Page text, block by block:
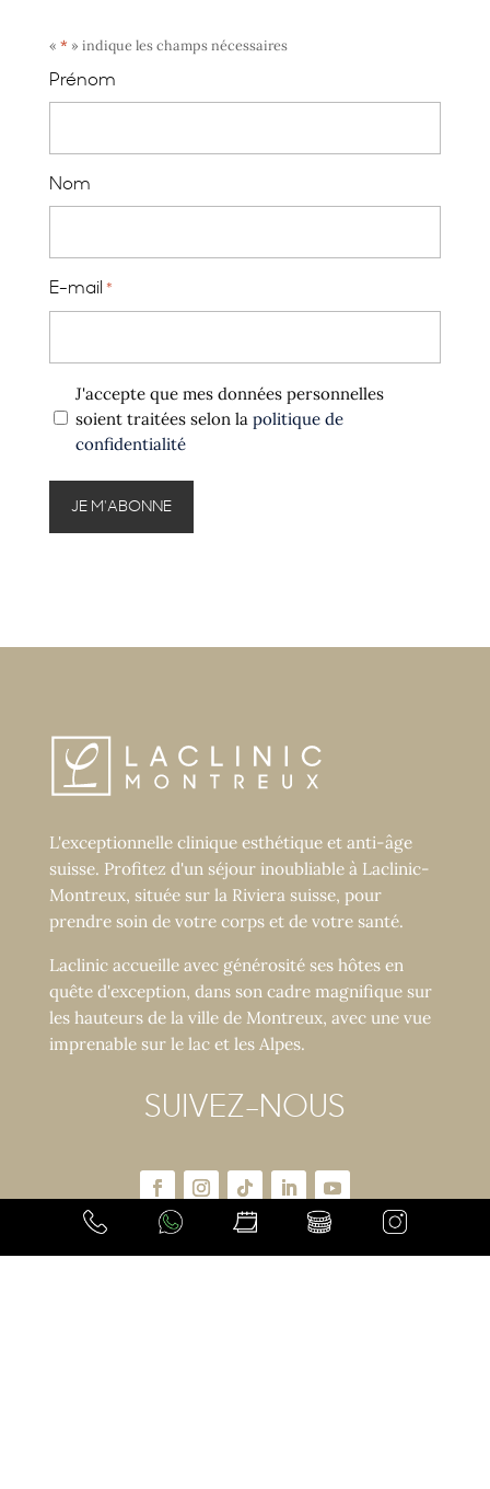
« * » indique les champs nécessaires
Prénom
Nom
E-mail *
Politique
confidentialité
J'accepte que mes données personnelles
soient traitées selon la politique de
confidentialité
L'exceptionnelle clinique esthétique et anti-âge
suisse. Profitez d'un séjour inoubliable à Laclinic-
Montreux, située sur la Riviera suisse, pour
prendre soin de votre corps et de votre santé.
Laclinic accueille avec générosité ses hôtes en
quête d'exception, dans son cadre magnifique sur
les hauteurs de la ville de Montreux, avec une vue
imprenable sur le lac et les Alpes.
SUIVEZ-NOUS
CONTACTEZ-NOUS